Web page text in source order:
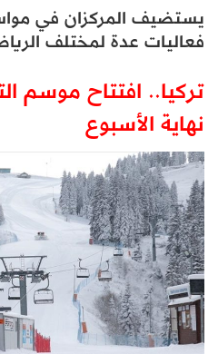
يستضيف المركزان في
فعاليات عدة لمختلف
تركيا.. افتتاح موسم
نهاية الأسبوع